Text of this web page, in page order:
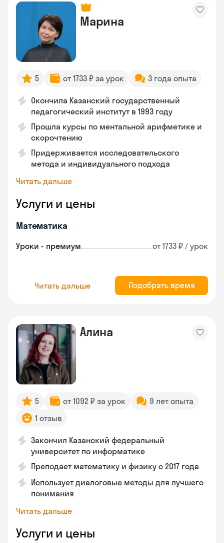
Марина
5 от 1733 ₽ за урок 3 года опыта
Окончила Казанский государственный
педагогический институт в 1993 году
Прошла курсы по ментальной арифметике и
скорочтению
Придерживается исследовательского
метода и индивидуального подхода
Читать дальше
Услуги и цены
Математика
Уроки - премиум от 1733 ₽ / урок
Читать дальше Подобрать время
Алина
5 от 1092 ₽ за урок
9 лет опыта
1 отзыв
Закончил Казанский федеральный
университет по информатике
Преподает математику и физику с 2017 года
Использует диалоговые методы для лучшего
понимания
Читать дальше
Услуги и цены